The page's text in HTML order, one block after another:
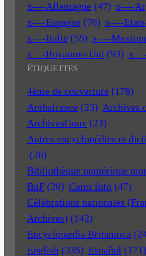
x—-Allemagne (47) x—-
x—-Espagne (76) x—-
x—-Italie (55) x—-
x—-Royaume-Uni (93) x—-
ÉTIQUETTES
4ème de couverture (178)
Ambafrance (23)
ArchivesGouv (23)
Autres encyclopédies et
(26)
Bibliothèque numérique
BnF (28) Cairn Info (47)
Célébrations nationales
Archives) (142)
Encyclopædia Britannica
English (335) Español (171)